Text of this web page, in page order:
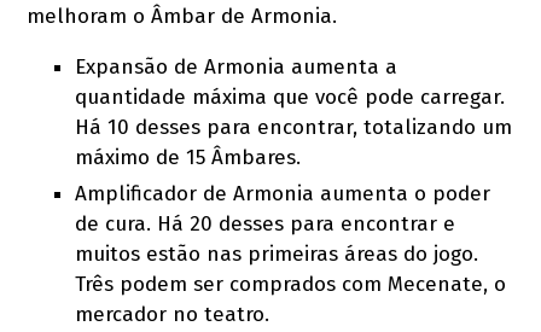
melhoram o Âmbar de Armonia.
Expansão de Armonia aumenta a
quantidade máxima que você pode carregar.
Há 10 desses para encontrar, totalizando um
máximo de 15 Âmbares.
Amplificador de Armonia aumenta o poder
de cura. Há 20 desses para encontrar e
muitos estão nas primeiras áreas do jogo.
Três podem ser comprados com Mecenate, o
mercador no teatro.